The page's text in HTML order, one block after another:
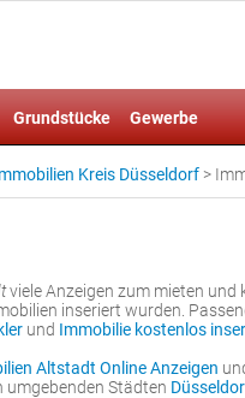
Grundstücke Gewerbe
Kreis Düsseldorf >
viele Anzeigen zum mieten
inseriert wurden.
und Immobilie kostenlos
Altstadt Online Anzeigen
umgebenden Städten